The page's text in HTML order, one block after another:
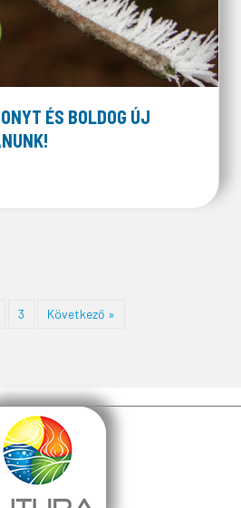
ÉS BOLDOG ÚJ
3 Következő »